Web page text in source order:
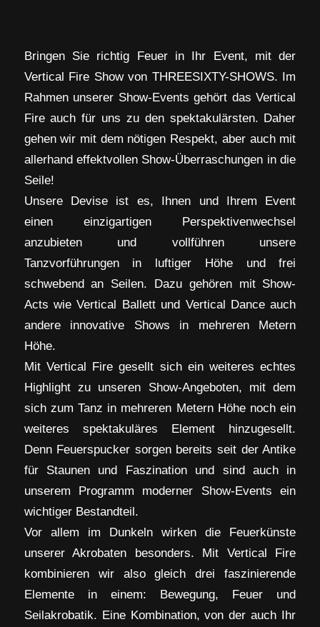
Bringen Sie richtig Feuer in Ihr Event, mit der
Vertical Fire Show von THREESIXTY-SHOWS. Im
Rahmen unserer Show-Events gehört das Vertical
Fire auch für uns zu den spektakulärsten. Daher
gehen wir mit dem nötigen Respekt, aber auch mit
allerhand effektvollen Show-Überraschungen in die
Seile!
Unsere Devise ist es, Ihnen und Ihrem Event
einen einzigartigen Perspektivenwechsel
anzubieten und vollführen unsere
Tanzvorführungen in luftiger Höhe und frei
schwebend an Seilen. Dazu gehören mit Show-
Acts wie Vertical Ballett und Vertical Dance auch
andere innovative Shows in mehreren Metern
Höhe.
Mit Vertical Fire gesellt sich ein weiteres echtes
Highlight zu unseren Show-Angeboten, mit dem
sich zum Tanz in mehreren Metern Höhe noch ein
weiteres spektakuläres Element hinzugesellt.
Denn Feuerspucker sorgen bereits seit der Antike
für Staunen und Faszination und sind auch in
unserem Programm moderner Show-Events ein
wichtiger Bestandteil.
Vor allem im Dunkeln wirken die Feuerkünste
unserer Akrobaten besonders. Mit Vertical Fire
kombinieren wir also gleich drei faszinierende
Elemente in einem: Bewegung, Feuer und
Seilakrobatik. Eine Kombination, von der auch Ihr